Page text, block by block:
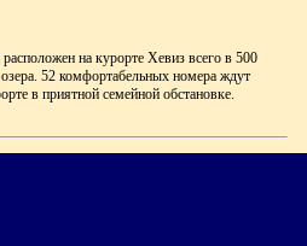
на курорте Хевиз всего в 500
52 комфортабельных номера ждут
в приятной семейной обстановке.